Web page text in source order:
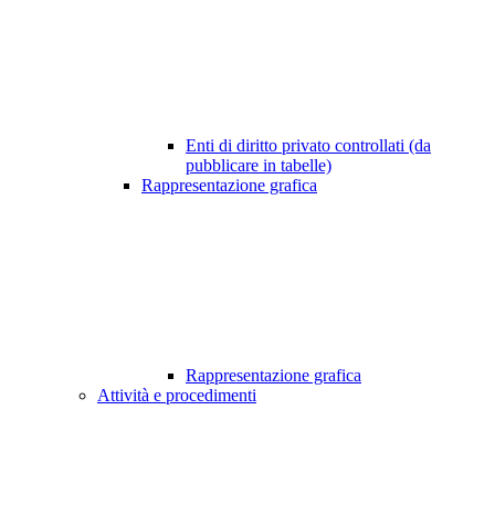
Enti di diritto privato controllati (da
pubblicare in tabelle)
Rappresentazione grafica
Rappresentazione grafica
Attività e procedimenti